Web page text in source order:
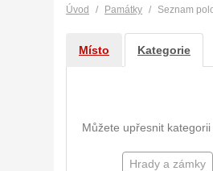
Úvod Památky Seznam
Místo Kategorie
Můžete upřesnit
Hrady a zámky